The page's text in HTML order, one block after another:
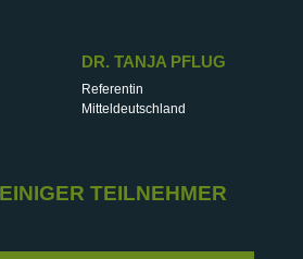
DR. TANJA PFLUG
Referentin
Mitteldeutschland
TEILNEHMER